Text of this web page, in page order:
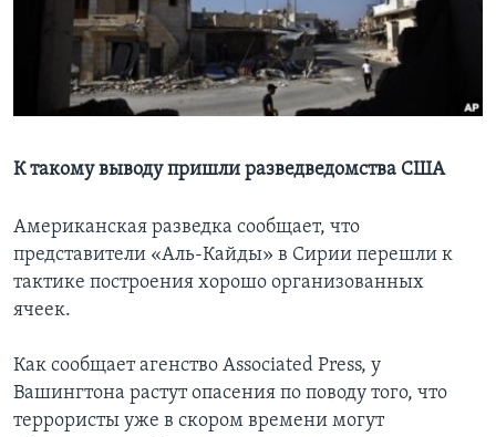
Learning English
СОЦИАЛЬНЫЕ СЕТИ
К такому выводу пришли разведведомства США
Американская разведка сообщает, что
представители «Аль-Кайды» в Сирии перешли к
тактике построения хорошо организованных
ячеек.
Как сообщает агенство Associated Press, у
Вашингтона растут опасения по поводу того, что
террористы уже в скором времени могут